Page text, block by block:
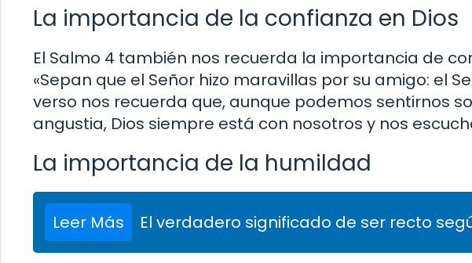
La importancia de la confianza en Dios
El Salmo 4 también nos recuerda la importancia de
«Sepan que el Señor hizo maravillas por su amigo: el
verso nos recuerda que, aunque podemos sentirnos
angustia, Dios siempre está con nosotros y nos
La importancia de la humildad
Leer Más El verdadero significado de ser recto